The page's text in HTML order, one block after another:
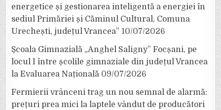
energetice și gestionarea inteligentă a energiei în
sediul Primăriei și Căminul Cultural, Comuna
Urechești, județul Vrancea” 10/07/2026
Școala Gimnazială „Anghel Saligny” Focșani, pe
locul I între școlile gimnaziale din județul Vrancea
la Evaluarea Națională 09/07/2026
Fermierii vrânceni trag un nou semnal de alarmă:
prețuri prea mici la laptele vândut de producători